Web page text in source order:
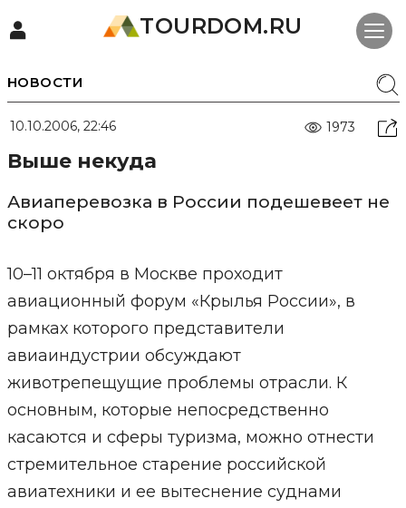
TOURDOM.RU
НОВОСТИ
10.10.2006, 22:46 1973
Выше некуда
Авиаперевозка в России подешевеет не
скоро
10–11 октября в Москве проходит
авиационный форум «Крылья России», в
рамках которого представители
авиаиндустрии обсуждают
животрепещущие проблемы отрасли. К
основным, которые непосредственно
касаются и сферы туризма, можно отнести
стремительное старение российской
авиатехники и ее вытеснение суднами